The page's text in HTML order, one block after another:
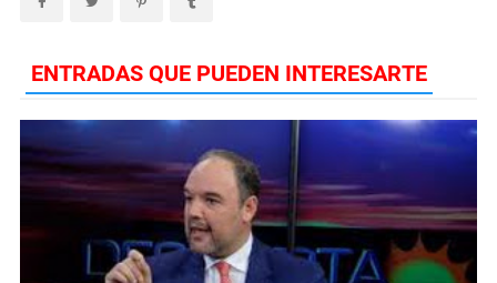
ENTRADAS QUE PUEDEN INTERESARTE